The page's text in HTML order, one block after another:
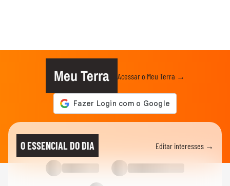
Meu Terra Acessar o Meu Terra →
O ESSENCIAL DO DIA Editar interesses →